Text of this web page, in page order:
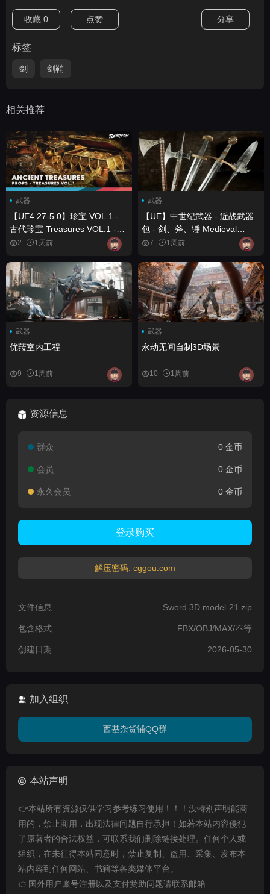
收藏 0 点赞 分享
标签
剑 剑鞘
相关推荐
武器
【UE4.27-5.0】珍宝 VOL.1 -
古代珍宝 Treasures VOL.1 -
Ancient Treasures
2 1天前
武器
【UE】中世纪武器 - 近战武器
包 - 剑、斧、锤 Medieval
Weapons - Melee Weapons
Pack - Swords, Axes, Maces
7 1周前
武器
优菈室内工程
9 1周前
武器
永劫无间自制3D场景
10 1周前
资源信息
群众 0 金币
会员 0 金币
永久会员 0 金币
登录购买
解压密码: cggou.com
文件信息 Sword 3D model-21.zip
包含格式 FBX/OBJ/MAX/不等
创建日期 2026-05-30
加入组织
西基杂货铺QQ群
本站声明
👉本站所有资源仅供学习参考练习使用！！！没特别声明能商
用的，禁止商用，出现法律问题自行承担！如若本站内容侵犯
了原著者的合法权益，可联系我们删除链接处理。任何个人或
组织，在未征得本站同意时，禁止复制、盗用、采集、发布本
站内容到任何网站、书籍等各类媒体平台。
👉国外用户账号注册以及支付赞助问题请联系邮箱